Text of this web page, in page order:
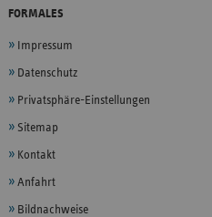
FORMALES
Impressum
Datenschutz
Privatsphäre-Einstellungen
Sitemap
Kontakt
Anfahrt
Bildnachweise